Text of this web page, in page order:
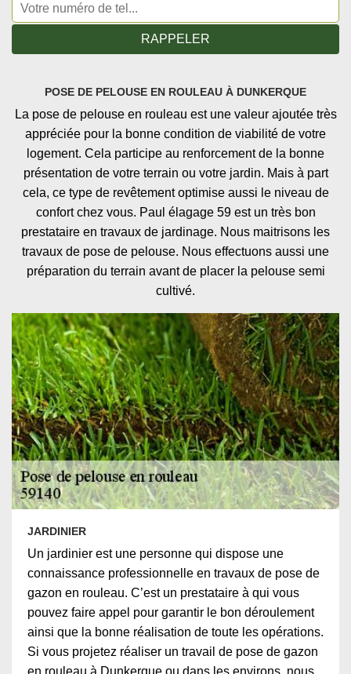
POSE DE PELOUSE EN ROULEAU À DUNKERQUE
La pose de pelouse en rouleau est une valeur ajoutée très
appréciée pour la bonne condition de viabilité de votre
logement. Cela participe au renforcement de la bonne
présentation de votre terrain ou votre jardin. Mais à part
cela, ce type de revêtement optimise aussi le niveau de
confort chez vous. Paul élagage 59 est un très bon
prestataire en travaux de jardinage. Nous maitrisons les
travaux de pose de pelouse. Nous effectuons aussi une
préparation du terrain avant de placer la pelouse semi
cultivé.
JARDINIER
Un jardinier est une personne qui dispose une
connaissance professionnelle en travaux de pose de
gazon en rouleau. C’est un prestataire à qui vous
pouvez faire appel pour garantir le bon déroulement
ainsi que la bonne réalisation de toute les opérations.
Si vous projetez réaliser un travail de pose de gazon
en rouleau à Dunkerque ou dans les environs, nous